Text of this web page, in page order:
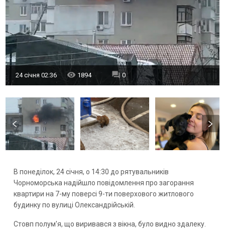
24 січня 02:36 1894 0
В понеділок, 24 січня, о 14:30 до рятувальників
Чорноморська надійшло повідомлення про загорання
квартири на 7-му поверсі 9-ти поверхового житлового
будинку по вулиці Олександрійській.
Стовп полум'я, що виривався з вікна, було видно здалеку.